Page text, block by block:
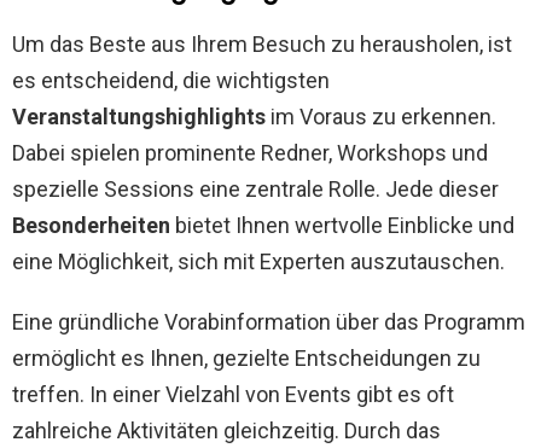
Um das Beste aus Ihrem Besuch zu herausholen, ist
es entscheidend, die wichtigsten
Veranstaltungshighlights im Voraus zu erkennen.
Dabei spielen prominente Redner, Workshops und
spezielle Sessions eine zentrale Rolle. Jede dieser
Besonderheiten bietet Ihnen wertvolle Einblicke und
eine Möglichkeit, sich mit Experten auszutauschen.
Eine gründliche Vorabinformation über das Programm
ermöglicht es Ihnen, gezielte Entscheidungen zu
treffen. In einer Vielzahl von Events gibt es oft
zahlreiche Aktivitäten gleichzeitig. Durch das